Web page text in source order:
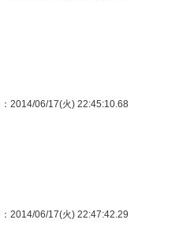
：2014/06/17(火) 22:45:10.68
：2014/06/17(火) 22:47:42.29